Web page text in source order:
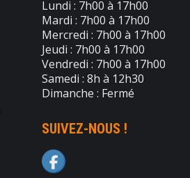
Lundi : 7h00 à 17h00
Mardi : 7h00 à 17h00
Mercredi : 7h00 à 17h00
Jeudi : 7h00 à 17h00
Vendredi : 7h00 à 17h00
Samedi : 8h à 12h30
Dimanche : Fermé
SUIVEZ-NOUS !